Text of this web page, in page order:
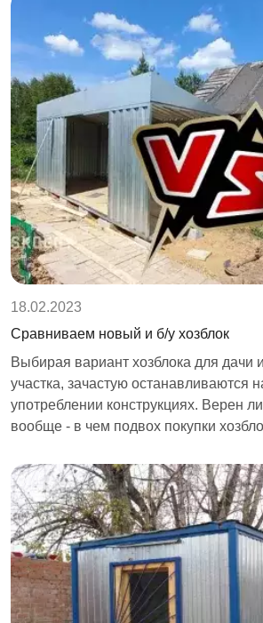
18.02.2023
Сравниваем новый и б/у хозблок
Выбирая вариант хозблока для дачи
участка, зачастую останавливаются
употреблении конструкциях. Верен
вообще - в чем подвох покупки